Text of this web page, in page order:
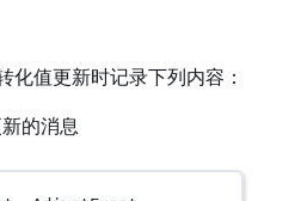
化值更新时记录下列内容：
的消息